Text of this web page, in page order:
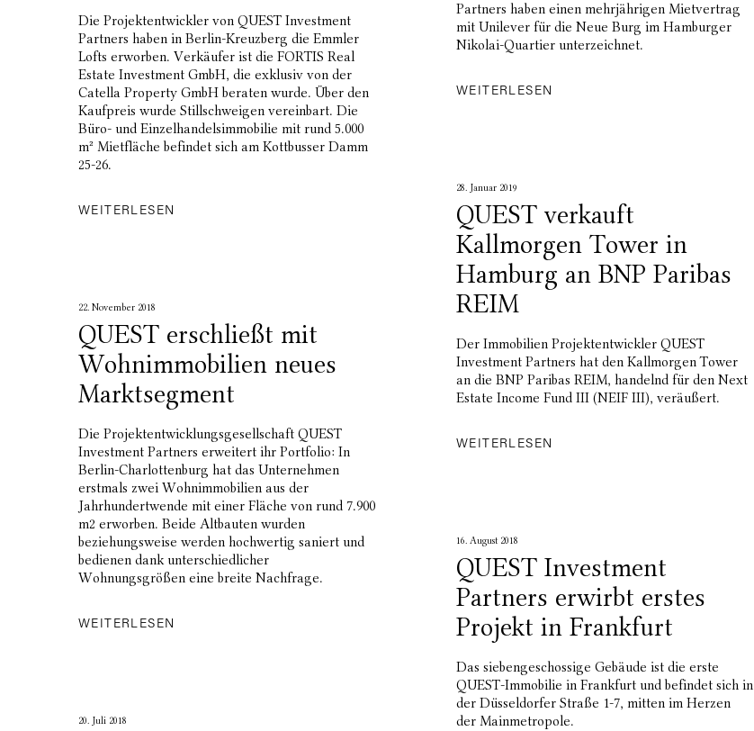
Die Projektentwickler von QUEST Investment
Partners haben in Berlin-Kreuzberg die Emmler
Lofts erworben. Verkäufer ist die FORTIS Real
Estate Investment GmbH, die exklusiv von der
Catella Property GmbH beraten wurde. Über den
Kaufpreis wurde Stillschweigen vereinbart. Die
Büro- und Einzelhandelsimmobilie mit rund 5.000
m² Mietfläche befindet sich am Kottbusser Damm
25-26.
WEITERLESEN
Partners haben einen mehrjährigen Mietvertrag
mit Unilever für die Neue Burg im Hamburger
Nikolai-Quartier unterzeichnet.
WEITERLESEN
28. Januar 2019
QUEST verkauft
Kallmorgen Tower in
Hamburg an BNP Paribas
REIM
Der Immobilien Projektentwickler QUEST
Investment Partners hat den Kallmorgen Tower
an die BNP Paribas REIM, handelnd für den Next
Estate Income Fund III (NEIF III), veräußert.
WEITERLESEN
22. November 2018
QUEST erschließt mit
Wohnimmobilien neues
Marktsegment
Die Projektentwicklungsgesellschaft QUEST
Investment Partners erweitert ihr Portfolio: In
Berlin-Charlottenburg hat das Unternehmen
erstmals zwei Wohnimmobilien aus der
Jahrhundertwende mit einer Fläche von rund 7.900
m2 erworben. Beide Altbauten wurden
beziehungsweise werden hochwertig saniert und
bedienen dank unterschiedlicher
Wohnungsgrößen eine breite Nachfrage.
WEITERLESEN
16. August 2018
QUEST Investment
Partners erwirbt erstes
Projekt in Frankfurt
Das siebengeschossige Gebäude ist die erste
QUEST-Immobilie in Frankfurt und befindet sich in
der Düsseldorfer Straße 1-7, mitten im Herzen
der Mainmetropole.
20. Juli 2018